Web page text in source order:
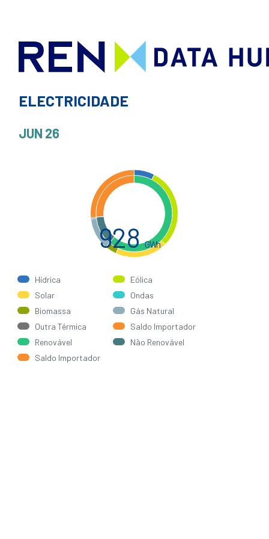
ELECTRICIDADE
JUN 26
928 GWh
Hídrica
Eólica
Solar
Ondas
Biomassa
Gás Natural
Outra Térmica
Saldo Importador
Renovável
Não Renovável
Saldo Importador